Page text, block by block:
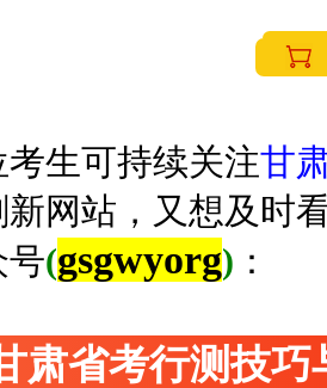
考生可持续关注甘
网站，又想及时
号(gsgwyorg) ：
肃省考行测技巧